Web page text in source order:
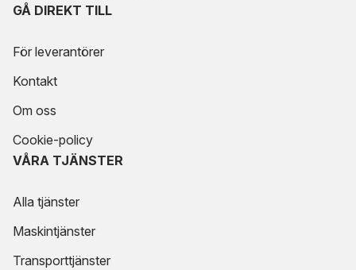
GÅ DIREKT TILL
För leverantörer
Kontakt
Om oss
Cookie-policy
VÅRA TJÄNSTER
Alla tjänster
Maskintjänster
Transporttjänster